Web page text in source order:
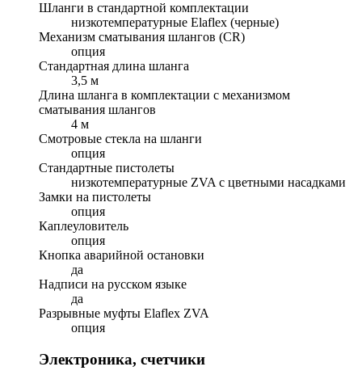
Шланги в стандартной комплектации
низкотемпературные Elaflex (черные)
Механизм сматывания шлангов (CR)
опция
Стандартная длина шланга
3,5 м
Длина шланга в комплектации с механизмом
сматывания шлангов
4 м
Смотровые стекла на шланги
опция
Стандартные пистолеты
низкотемпературные ZVA с цветными насадками
Замки на пистолеты
опция
Каплеуловитель
опция
Кнопка аварийной остановки
да
Надписи на русском языке
да
Разрывные муфты Elaflex ZVA
опция
Электроника, счетчики